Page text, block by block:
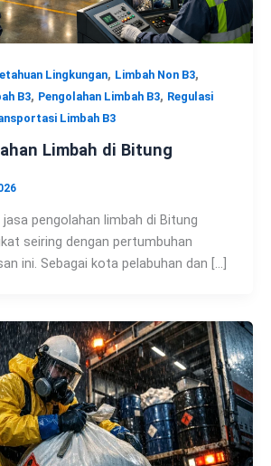
Lingkungan, Limbah Non B3,
B3, Pengolahan Limbah B3, Regulasi
Limbah B3
Limbah di Bitung
pengolahan limbah di Bitung
seiring dengan pertumbuhan
ini. Sebagai kota pelabuhan dan […]